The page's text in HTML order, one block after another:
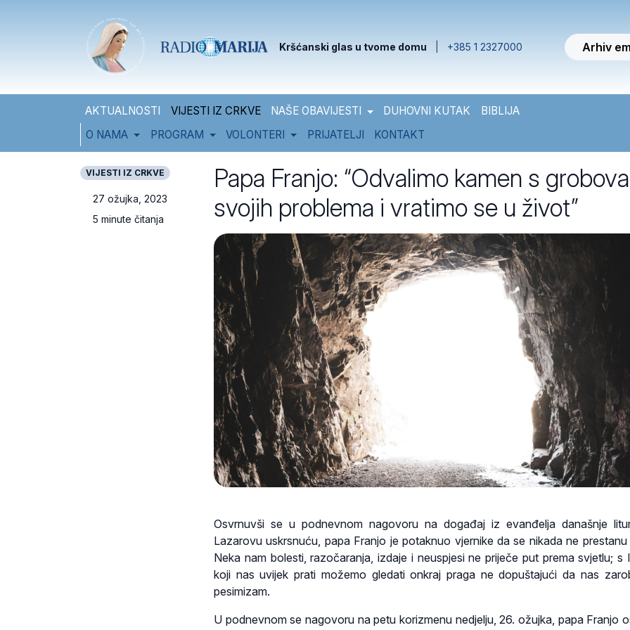
Kršćanski glas u tvome domu +385 1 2327000 Arhiv
AKTUALNOSTI VIJESTI IZ CRKVE NAŠE OBAVIJESTI DUHOVNI KUTAK
BIBLIJA
O NAMA
PROGRAM VOLONTERI PRIJATELJI KONTAKT
VIJESTI IZ CRKVE
27 ožujka, 2023
5 minute čitanja
Papa Franjo: “Odvalimo kamen s grobova
svojih problema i vratimo se u život”
Osvrnuvši se u podnevnom nagovoru na događaj iz evanđelja današnje
Lazarovu uskrsnuću, papa Franjo je potaknuo vjernike da se nikada ne prestanu
Neka nam bolesti, razočaranja, izdaje i neuspjesi ne priječe put prema svjetlu; s
koji nas uvijek prati možemo gledati onkraj praga ne dopuštajući da nas
pesimizam.
U podnevnom se nagovoru na petu korizmenu nedjelju, 26. ožujka, papa Franjo